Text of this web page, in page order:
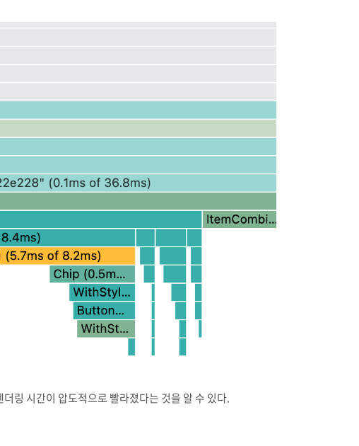
시간이 압도적으로 빨라졌다는 것을 알 수 있다.